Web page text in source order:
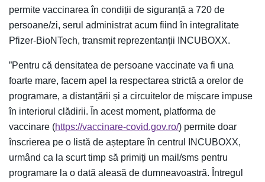
permite vaccinarea în condiții de siguranță a 720 de
persoane/zi, serul administrat acum fiind în integralitate
Pfizer-BioNTech, transmit reprezentanții INCUBOXX.
”Pentru că densitatea de persoane vaccinate va fi una
foarte mare, facem apel la respectarea strictă a orelor de
programare, a distanțării și a circuitelor de mișcare impuse
în interiorul clădirii. În acest moment, platforma de
vaccinare (https://vaccinare-covid.gov.ro/) permite doar
înscrierea pe o listă de așteptare în centrul INCUBOXX,
urmând ca la scurt timp să primiți un mail/sms pentru
programare la o dată aleasă de dumneavoastră. Întregul